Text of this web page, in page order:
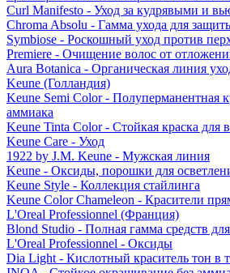
Curl Manifesto - Уход за кудрявыми и
Chroma Absolu - Гамма ухода для
Symbiose - Роскошный уход против
Premiere - Очищение волос от
Aura Botanica - Органическая линия
Keune (Голландия)
Keune Semi Color - Полуперманентная
аммиака
Keune Tinta Color - Стойкая краска для
Keune Care - Уход
1922 by J.M. Keune - Мужская линия
Keune - Оксиды, порошки для
Keune Style - Коллекция стайлинга
Keune Color Chameleon - Красители
L'Oreal Professionnel (Франция)
Blond Studio - Полная гамма средств
L'Oreal Professionnel - Оксиды
Dia Light - Кислотный краситель тон в